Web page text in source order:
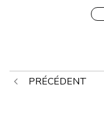
Navigation
PRÉCÉDENT